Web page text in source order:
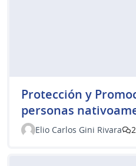
Protección y
personas
Elio Carlos Gini Rivara 2